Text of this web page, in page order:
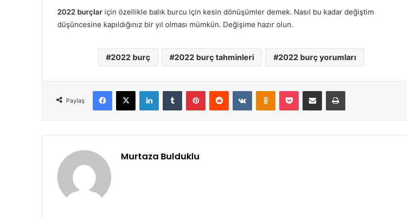
2022 burçlar için özellikle balık burcu için kesin dönüşümler demek. Nasıl bu kadar değiştim
düşüncesine kapıldığınız bir yıl olması mümkün. Değişime hazır olun.
2022 burç 2022 burç tahminleri 2022 burç yorumları
Paylaş
Murtaza Bulduklu